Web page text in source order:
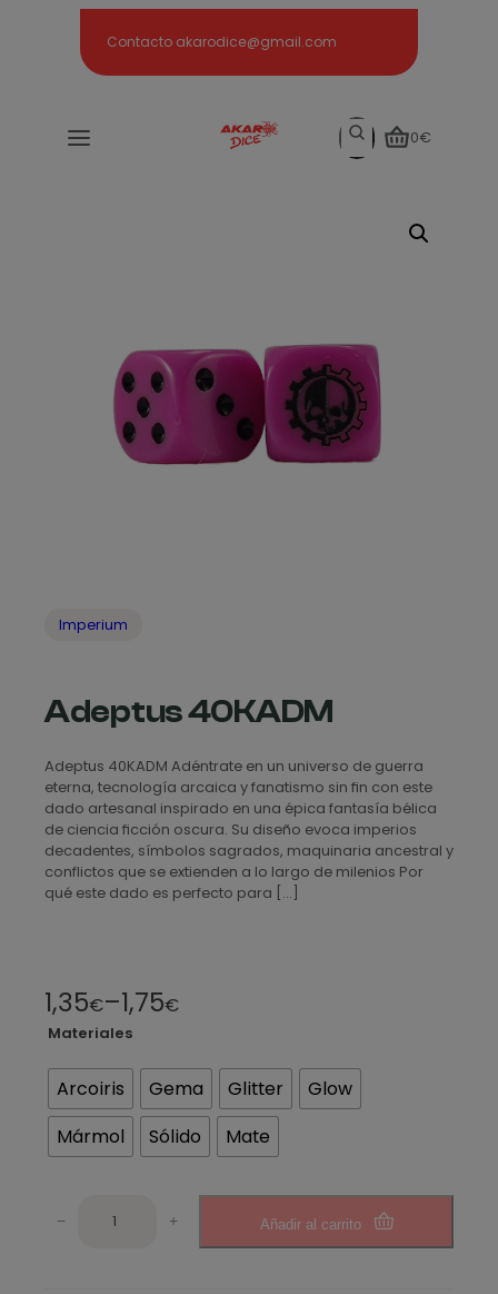
Contacto akarodice@gmail.com
Search
0€
Imperium
Adeptus 40KADM
Adeptus 40KADM Adéntrate en un universo de guerra
eterna, tecnología arcaica y fanatismo sin fin con este
dado artesanal inspirado en una épica fantasía bélica
de ciencia ficción oscura. Su diseño evoca imperios
decadentes, símbolos sagrados, maquinaria ancestral y
conflictos que se extienden a lo largo de milenios Por
qué este dado es perfecto para […]
1,35€–1,75€
R
a
n
g
o
e
Materiales
Arcoiris Gema Glitter
Glow
Mármol
Sólido Mate
− + Añadir al carrito